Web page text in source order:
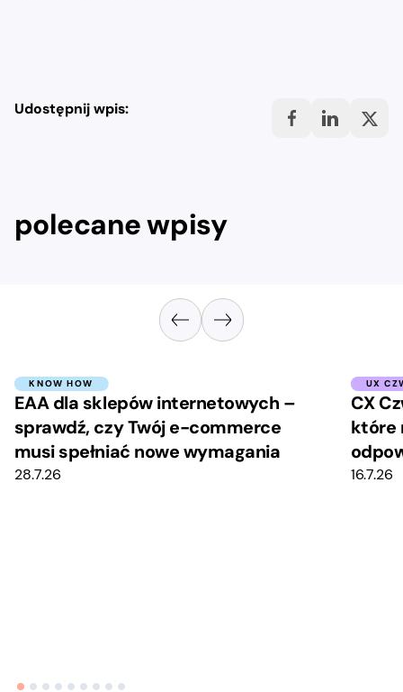
Udostępnij wpis:
polecane wpisy
KNOW HOW
EAA dla sklepów internetowych –
sprawdź, czy Twój e-commerce
musi spełniać nowe wymagania
28.7.26
UX
CX
które
16.7.26